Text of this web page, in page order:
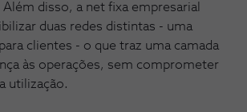
disso, a net fixa empresarial
duas redes distintas - uma
clientes - o que traz uma camada
às operações, sem comprometer
utilização.